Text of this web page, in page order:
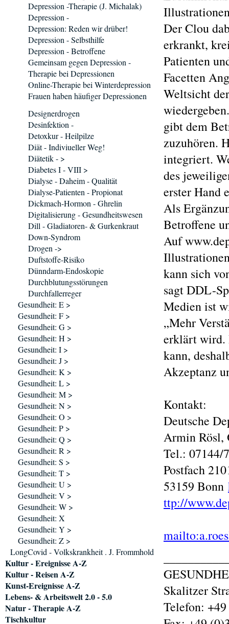
Der Clou
erkrankt,
Patienten
Facetten
Weltsicht
gibt dem
zuzuhören.
integriert.
des
erster Hand
Als
Betroffene
Auf
kann sich
sagt DDL-
Medien ist
„Mehr
erklärt wird.
kann,
Akzeptanz
Kontakt:
Deutsche
Armin Rösl,
Tel.: 07144/
Postfach
53159 Bonn
ttp://
Skalitzer
Telefon:
Depression -Therapie (J. Michalak)
Depression -
Depression: Reden wir drüber!
Depression - Selbsthilfe
Depression - Betroffene
Gemeinsam gegen Depression -
Therapie bei Depressionen
Online-Therapie bei Winterdepression
Frauen haben häufiger Depressionen
Designerdrogen
Desinfektion -
Detoxkur - Heilpilze
Diät - Indiviueller Weg!
Diätetik - >
Diabetes I - VIII >
Dialyse - Daheim - Qualität
Dialyse-Patienten - Propionat
Dickmach-Hormon - Ghrelin
Digitalisierung - Gesundheitswesen
Dill - Gladiatoren- & Gurkenkraut
Down-Syndrom
Drogen ->
Duftstoffe-Risiko
Dünndarm-Endoskopie
Durchblutungsstörungen
Durchfallerreger
Gesundheit: E >
Gesundheit: F >
Gesundheit: G >
Gesundheit: H >
Gesundheit: I >
Gesundheit: J >
Gesundheit: K >
Gesundheit: L >
Gesundheit: M >
Gesundheit: N >
Gesundheit: O >
Gesundheit: P >
Gesundheit: Q >
Gesundheit: R >
Gesundheit: S >
Gesundheit: T >
Gesundheit: U >
Gesundheit: V >
Gesundheit: W >
Gesundheit: X
Gesundheit: Y >
Gesundheit: Z >
LongCovid - Volkskrankheit . J. Frommhold
Kultur - Ereignisse A-Z
Kultur - Reisen A-Z
Kunst-Ereignisse A-Z
Lebens- & Arbeitswelt 2.0 - 5.0
Natur - Therapie A-Z
Tischkultur